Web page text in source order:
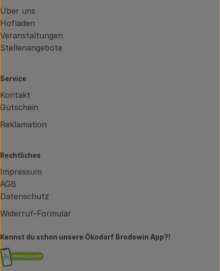
Über uns
Hofladen
Veranstaltungen
Stellenangebote
Service
Kontakt
Gutschein
Reklamation
Rechtliches
Impressum
AGB
Datenschutz
Widerruf-Formular
Kennst du schon unsere Ökodorf Brodowin App?!
Externer Link zu https://brodowin.de/